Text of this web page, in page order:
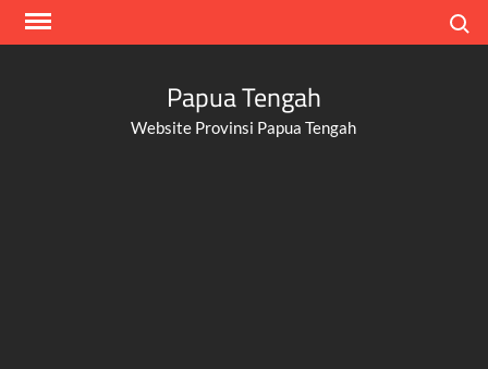
Skip
Papua Tengah
Website Provinsi Papua Tengah